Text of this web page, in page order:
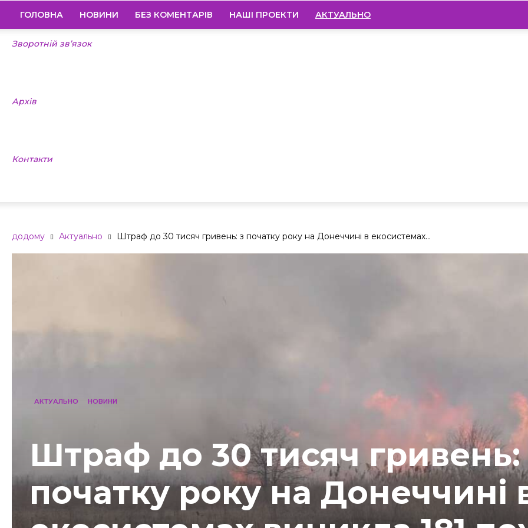
ГОЛОВНА НОВИНИ БЕЗ КОМЕНТАРІВ НАШІ ПРОЕКТИ АКТУАЛЬНО
Зворотній зв’язок
Архів
Контакти
додому Актуально Штраф до 30 тисяч гривень: з початку року на Донеччині в екосистемах...
АКТУАЛЬНО НОВИНИ
Штраф до 30 тисяч гривень:
початку року на Донеччині